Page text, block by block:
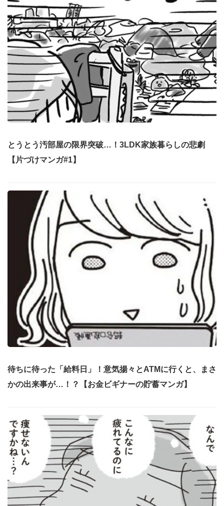
とうとう汚部屋の限界突破…！3LDK家族暮らしの悲劇
【片づけマンガ#1】
待ちに待った「給料日」！意気揚々とATMに行くと、まさ
かの出来事が…！？【お金ビギナーの貯蓄マンガ】